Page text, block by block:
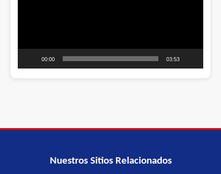
00:00 03:53
Nuestros Sitios Relacionados